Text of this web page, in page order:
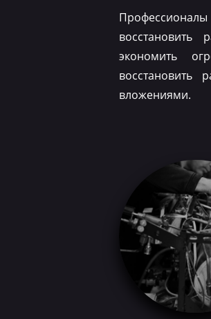
Профессионалы
восстановить
экономить
восстановить
вложениями.